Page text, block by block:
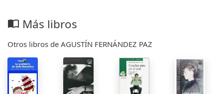
import_contacts Más libros
Otros libros de AGUSTÍN FERNÁNDEZ PAZ